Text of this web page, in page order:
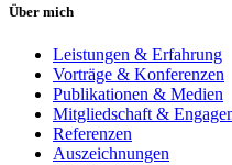
Über mich
Leistungen & Erfahrung
Vorträge & Konferenzen
Publikationen & Medien
Mitgliedschaft &
Referenzen
Auszeichnungen